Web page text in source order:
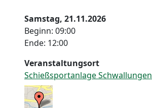
Samstag, 21.11.2026
Beginn: 09:00
Ende: 12:00
Veranstaltungsort
Schießsportanlage Schwallungen